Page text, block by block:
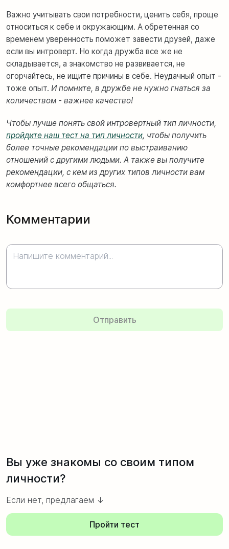
Важно учитывать свои потребности, ценить себя, проще
относиться к себе и окружающим. А обретенная со
временем уверенность поможет завести друзей, даже
если вы интроверт. Но когда дружба все же не
складывается, а знакомство не развивается, не
огорчайтесь, не ищите причины в себе. Неудачный опыт -
тоже опыт. И помните, в дружбе не нужно гнаться за
количеством - важнее качество!
Чтобы лучше понять свой интровертный тип личности,
пройдите наш тест на тип личности, чтобы получить
более точные рекомендации по выстраиванию
отношений с другими людьми. А также вы получите
рекомендации, с кем из других типов личности вам
комфортнее всего общаться.
Комментарии
Отправить
Вы уже знакомы со своим типом
личности?
Если нет, предлагаем ↓
Пройти тест